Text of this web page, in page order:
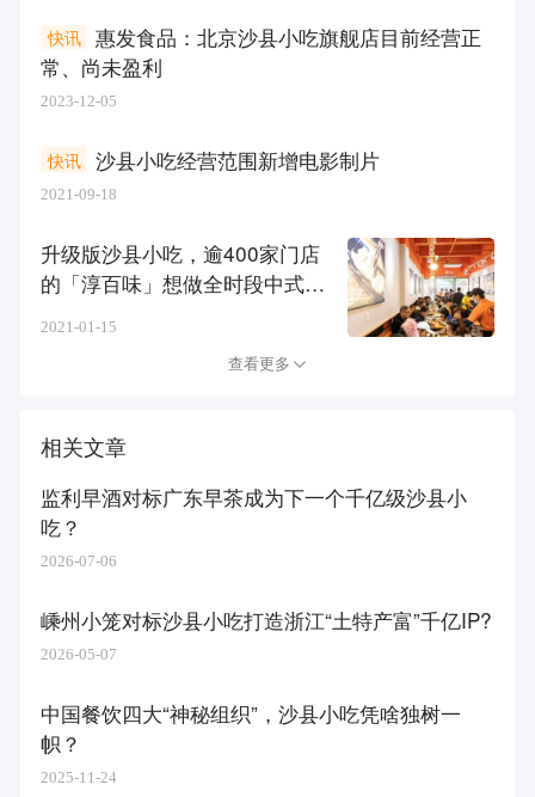
惠发食品：北京沙县小吃旗舰店目前经营正
常、尚未盈利
快讯
2023-12-05
沙县小吃经营范围新增电影制片
快讯
2021-09-18
升级版沙县小吃，逾400家门店
的「淳百味」想做全时段中式快
2021-01-15
查看更多
相关文章
监利早酒对标广东早茶成为下一个千亿级沙县小
吃？
2026-07-06
嵊州小笼对标沙县小吃打造浙江“土特产富”千亿IP?
2026-05-07
中国餐饮四大“神秘组织”，沙县小吃凭啥独树一
帜？
2025-11-24